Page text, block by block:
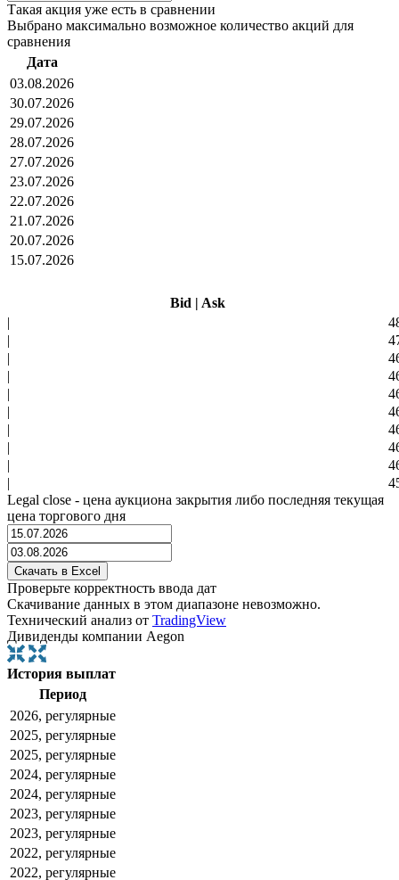
Такая акция уже есть в сравнении
Выбрано максимально возможное количество акций для
сравнения
Дата
03.08.2026
30.07.2026
29.07.2026
28.07.2026
27.07.2026
23.07.2026
22.07.2026
21.07.2026
20.07.2026
15.07.2026
Bid | Ask
|
|
|
|
|
|
|
|
|
|
Legal close - цена аукциона закрытия либо последняя текущая
цена торгового дня
Проверьте корректность ввода дат
Скачивание данных в этом диапазоне невозможно.
Технический анализ от TradingView
Дивиденды компании Aegon
История выплат
Период
2026, регулярные
2025, регулярные
2025, регулярные
2024, регулярные
2024, регулярные
2023, регулярные
2023, регулярные
2022, регулярные
2022, регулярные